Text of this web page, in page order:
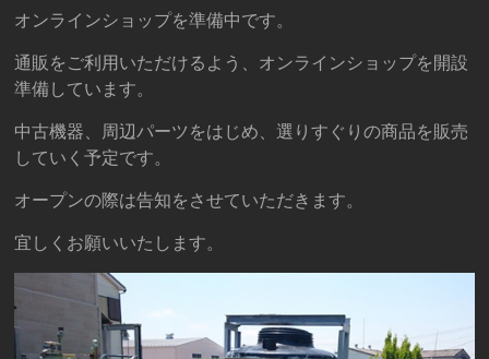
会
社
and
JOY
オンラインショップを準備中です。
通販をご利用いただけるよう、オンラインショップを開設
準備しています。
中古機器、周辺パーツをはじめ、選りすぐりの商品を販売
していく予定です。
オープンの際は告知をさせていただきます。
宜しくお願いいたします。